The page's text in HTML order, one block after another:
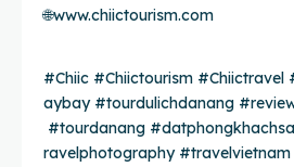
🌐www.chiictourism.com
#Chiic #Chiictourism #Chiictravel
aybay#tourdulichdanang
#tourdanang
ravelphotography#travelvietnam